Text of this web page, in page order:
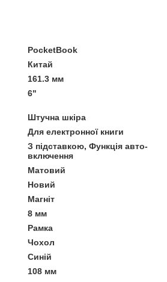
PocketBook
Китай
161.3 мм
6"
Штучна шкіра
Для електронної книги
З підставкою, Функція авто-
включення
Матовий
Новий
Магніт
8 мм
Рамка
Чохол
Синій
108 мм